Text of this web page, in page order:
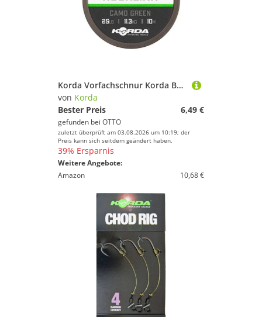
Fitnesszubehör von Korda
Outdoor Funsport von Korda
Korda Vorfachschnur Korda Basix Braided Hooklink Camo Green - 10m Vorfachschnur, 25 m Länge, (10-St)
von Korda
Bester Preis
6,49 €
gefunden bei OTTO
zuletzt überprüft am 03.08.2026 um 10:19; der
Preis kann sich seitdem geändert haben.
39% Ersparnis
Weitere Angebote:
Amazon
10,68 €